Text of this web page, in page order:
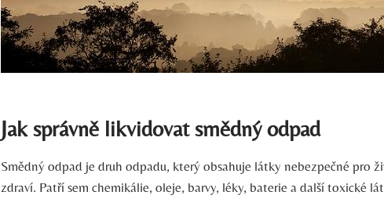
Jak správně‌ likvidovat ⁤smědný odpad
Smědný⁤ odpad je‍ druh odpadu, který ⁣obsahuje látky ⁤nebezpečné pro
zdraví. Patří sem chemikálie, oleje, barvy,​ léky,⁣ baterie ⁢a další⁤ toxické‍